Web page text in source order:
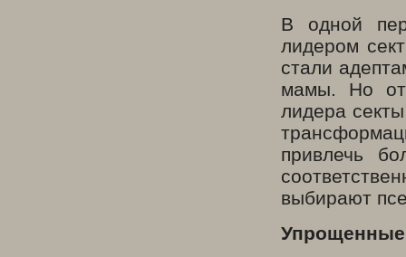
В одной
лидером
стали
мамы. Но
лидера
привлечь
выбирают